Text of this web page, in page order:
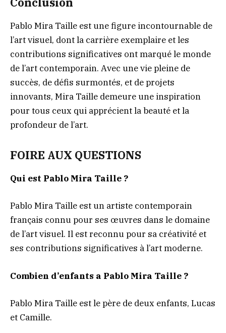
Pablo Mira Taille est une figure incontournable de
l’art visuel, dont la carrière exemplaire et les
contributions significatives ont marqué le monde
de l’art contemporain. Avec une vie pleine de
succès, de défis surmontés, et de projets
innovants, Mira Taille demeure une inspiration
pour tous ceux qui apprécient la beauté et la
profondeur de l’art.
FOIRE AUX QUESTIONS
Qui est Pablo Mira Taille ?
Pablo Mira Taille est un artiste contemporain
français connu pour ses œuvres dans le domaine
de l’art visuel. Il est reconnu pour sa créativité et
ses contributions significatives à l’art moderne.
Combien d’enfants a Pablo Mira Taille ?
Pablo Mira Taille est le père de deux enfants, Lucas
et Camille.